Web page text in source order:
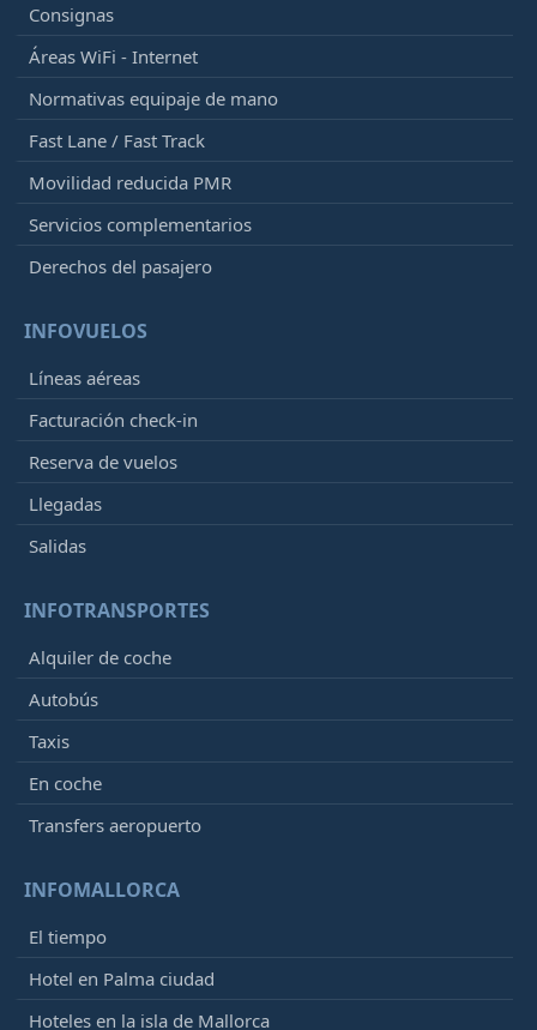
Consignas
Áreas WiFi - Internet
Normativas equipaje de mano
Fast Lane / Fast Track
Movilidad reducida PMR
Servicios complementarios
Derechos del pasajero
INFOVUELOS
Líneas aéreas
Facturación check-in
Reserva de vuelos
Llegadas
Salidas
INFOTRANSPORTES
Alquiler de coche
Autobús
Taxis
En coche
Transfers aeropuerto
INFOMALLORCA
El tiempo
Hotel en Palma ciudad
Hoteles en la isla de Mallorca